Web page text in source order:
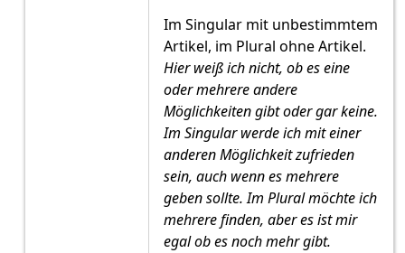
Im Singular mit unbestimmtem
Artikel, im Plural ohne Artikel.
Hier weiß ich nicht, ob es eine
oder mehrere andere
Möglichkeiten gibt oder gar keine.
Im Singular werde ich mit einer
anderen Möglichkeit zufrieden
sein, auch wenn es mehrere
geben sollte. Im Plural möchte ich
mehrere finden, aber es ist mir
egal ob es noch mehr gibt.